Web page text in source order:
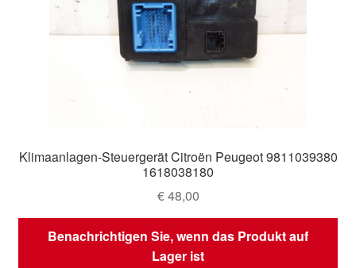
Klimaanlagen-Steuergerät Citroën Peugeot 9811039380
1618038180
€48,00
Benachrichtigen Sie, wenn das Produkt auf
Lager ist